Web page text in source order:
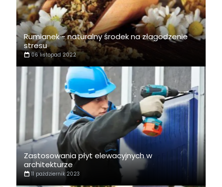
Rumianek - naturalny środek na złagodzenie
stresu
06 listopad 2022
Zastosowania płyt elewacyjnych w
architekturze
11 październik 2023